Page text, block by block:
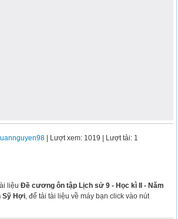
| Lượt xem: 1019 | Lượt tải: 1
liệuĐề cương ôn tập Lịch sử 9 - Học kì II - Năm
Sỹ Hợi , để tải tài liệu về máy bạn click vào nút